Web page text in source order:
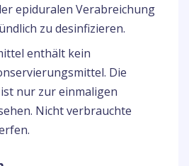
epiduralen Verabreichung
zu desinfizieren.
enthält kein
Die
nur zur einmaligen
Nicht verbrauchte